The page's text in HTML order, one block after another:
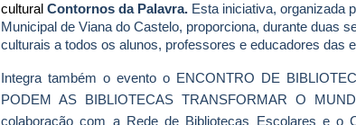
cultural Contornos da Palavra. Esta iniciativa, organizada
Municipal de Viana do Castelo, proporciona, durante duas
culturais a todos os alunos, professores e educadores das
Integra também o evento o ENCONTRO DE
PODEM AS BIBLIOTECAS TRANSFORMAR O
colaboração com a Rede de Bibliotecas Escolares e o